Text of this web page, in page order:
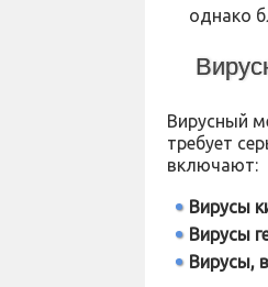
однако
Вирусный
требует
включают:
Вирусы
Вирусы
Вирусы,